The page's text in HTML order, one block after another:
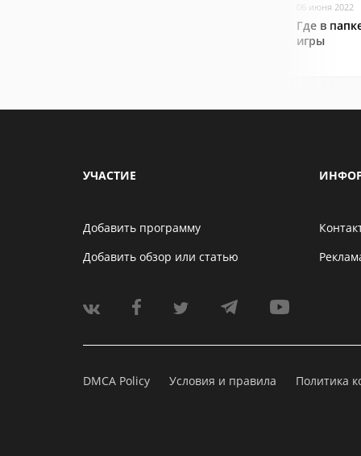
06 июня 2022
Где в
игры
УЧАСТИЕ
Добавить программу
Добавить обзор или статью
DMCA Policy Условия и правила Политика